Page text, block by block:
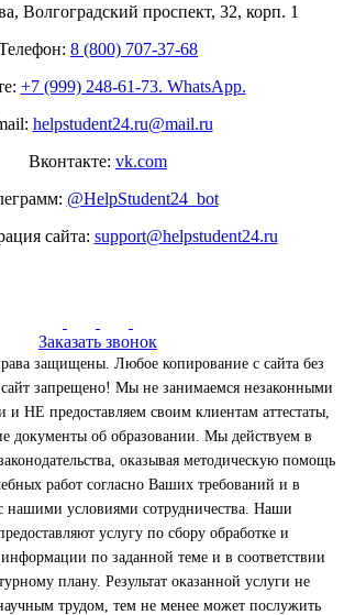
Волгоградский проспект, 32, корп. 1
8 (800) 707-37-68
+7 (999) 248-61-73. WhatsApp.
helpstudent24.ru@mail.ru
Вконтакте: vk.com
@HelpStudent24_bot
сайта: support@helpstudent24.ru
Заказать звонок
защищены. Любое копирование с сайта без
запрещено! Мы не занимаемся незаконными
и НЕ предоставляем своим клиентам аттестаты,
документы об образовании. Мы действуем в
оказывая методическую помощь
работ согласно Ваших требований и в
нашими условиями сотрудничества. Наши
услугу по сбору обработке и
по заданной теме и в соответствии
плану. Результат оказанной услуги не
трудом, тем не менее может послужить